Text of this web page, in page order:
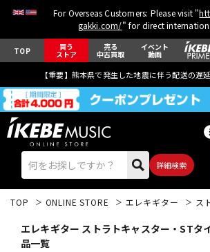
For Overseas Customers: Please visit "
gakki.com/" for direct
TOP 買う
ストア
売る
中古買取
イベント
動画
【重要】熊本県で発生した地震に伴う配送の遅
詳細検索
TOP ONLINE STORE エレキギター ス
エレキギター ストラトキャスター・STタ
品一覧